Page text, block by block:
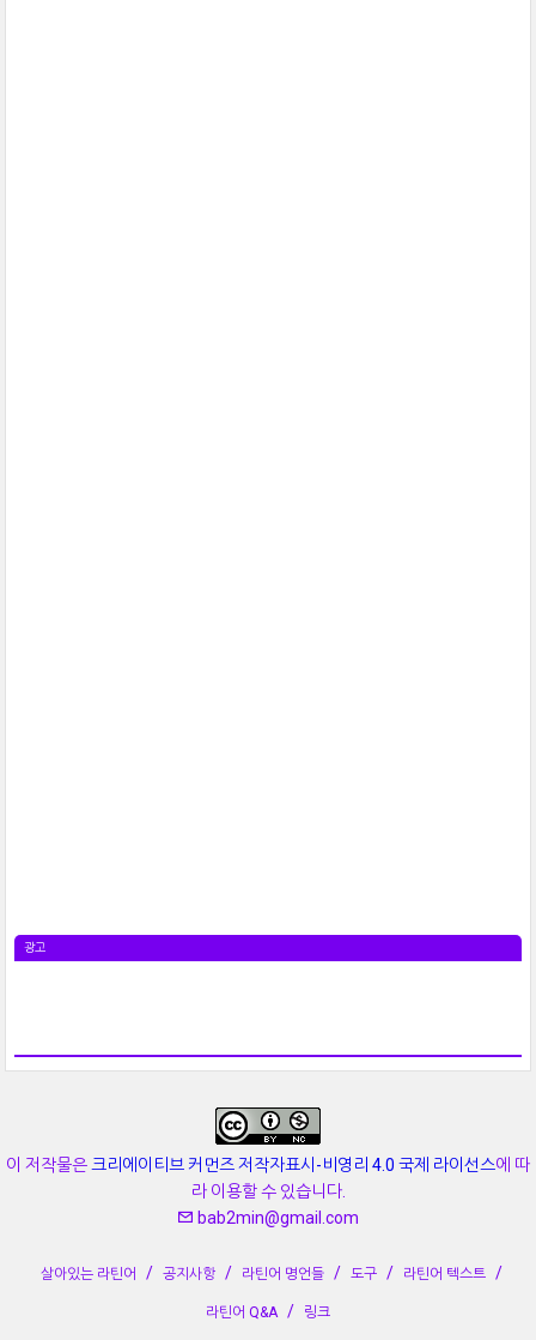
광고
이 저작물은크리에이티브 커먼즈 저작자표시-비영리 4.0 국제 라이선스에 따
라 이용할 수 있습니다.
bab2min@gmail.com
살아있는 라틴어 공지사항 라틴어 명언들 도구 라틴어 텍스트
라틴어 Q&A 링크